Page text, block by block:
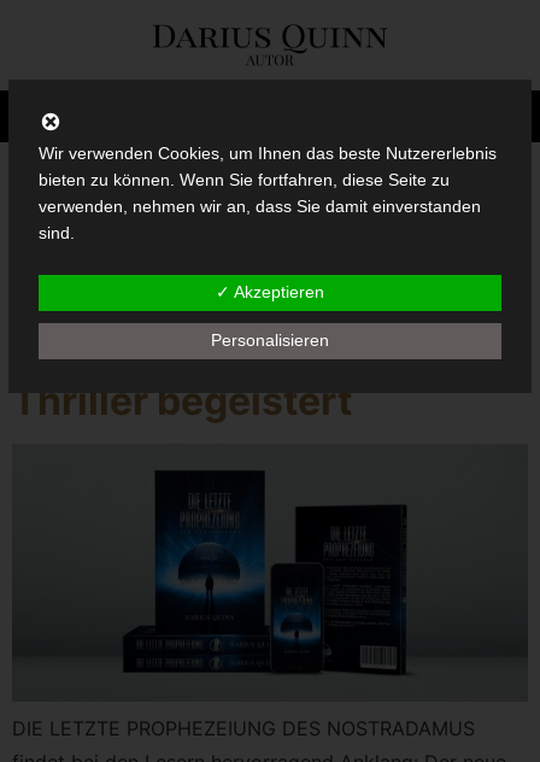
Schlagwort:
Rasant, interessant und
spannend: Der neue
Thriller begeistert
DIE LETZTE PROPHEZEIUNG DES NOSTRADAMUS
Wir verwenden Cookies, um Ihnen das beste Nutzererlebnis
bieten zu können. Wenn Sie fortfahren, diese Seite zu
verwenden, nehmen wir an, dass Sie damit einverstanden
sind.
✓ Akzeptieren
Personalisieren